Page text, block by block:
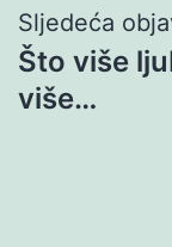
Sljedeća
Što više
više…